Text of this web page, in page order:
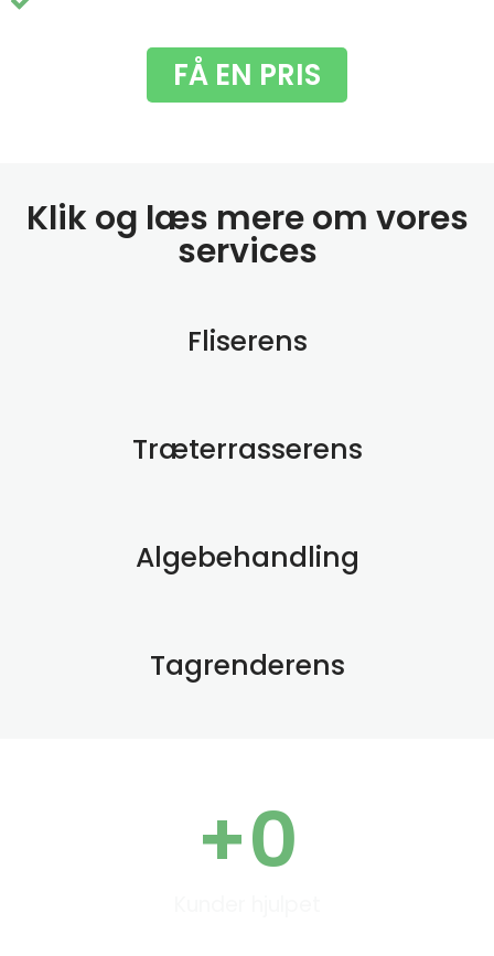
FÅ EN PRIS
Klik og læs mere om vores
services
Fliserens
Træterrasserens
Algebehandling
Tagrenderens
+0